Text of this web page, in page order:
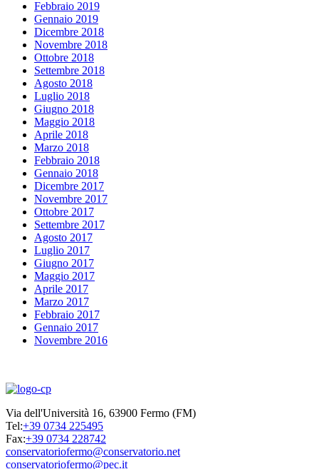
Febbraio 2019
Gennaio 2019
Dicembre 2018
Novembre 2018
Ottobre 2018
Settembre 2018
Agosto 2018
Luglio 2018
Giugno 2018
Maggio 2018
Aprile 2018
Marzo 2018
Febbraio 2018
Gennaio 2018
Dicembre 2017
Novembre 2017
Ottobre 2017
Settembre 2017
Agosto 2017
Luglio 2017
Giugno 2017
Maggio 2017
Aprile 2017
Marzo 2017
Febbraio 2017
Gennaio 2017
Novembre 2016
Via dell'Università 16, 63900 Fermo (FM)
Tel:+39 0734 225495
Fax:+39 0734 228742
conservatoriofermo@conservatorio.net
conservatoriofermo@pec.it